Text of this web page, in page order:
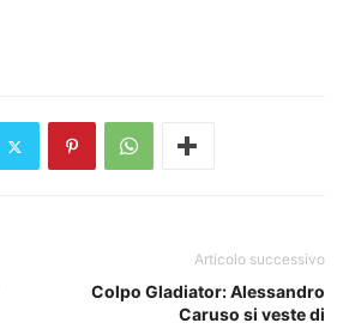
Articolo successivo
Colpo Gladiator: Alessandro
Caruso si veste di